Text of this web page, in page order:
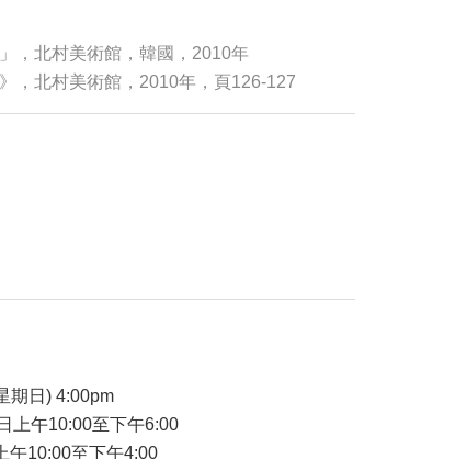
，北村美術館，韓國，2010年
，北村美術館，2010年，頁126-127
期日) 4:00pm
上午10:00至下午6:00
午10:00至下午4:00